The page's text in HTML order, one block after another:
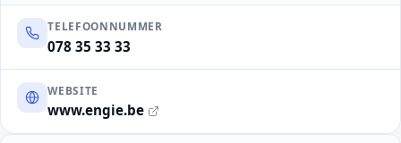
TELEFOONNUMMER
078 35 33 33
WEBSITE
www.engie.be